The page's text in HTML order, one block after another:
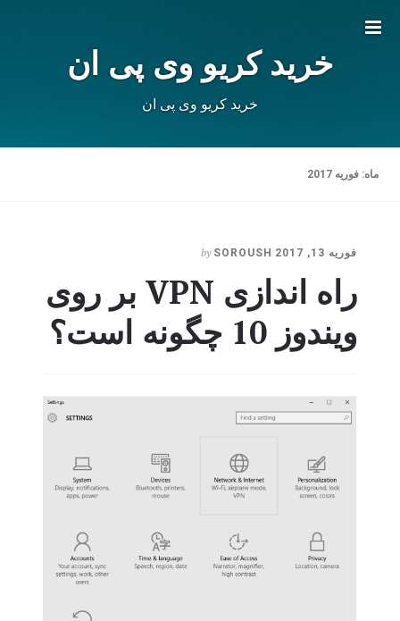
Toggle
sidebarخرید کریو وی پی ان
خرید کریو وی پی ان
ماه: فوریه 2017
فوریه 13, 2017 SOROUSH
راه اندازی VPN بر روی
ویندوز 10 چگونه است؟